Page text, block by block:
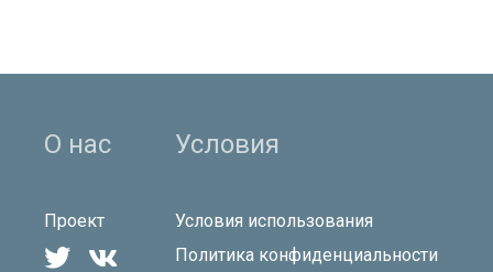
О нас
Проект
 
Условия
Условия использования
Политика конфиденциальности